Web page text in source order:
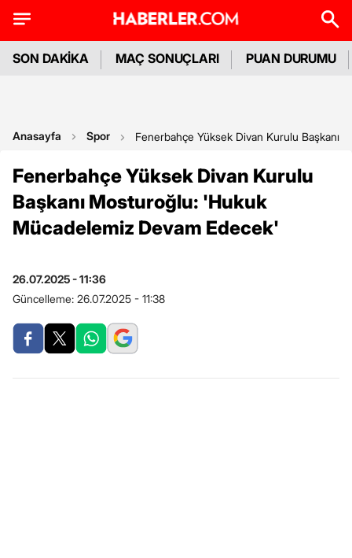
SON DAKİKA MAÇ SONUÇLARI PUAN DURUMU
Anasayfa Spor Fenerbahçe Yüksek Divan Kurulu Başkanı
Fenerbahçe Yüksek Divan Kurulu
Başkanı Mosturoğlu: 'Hukuk
Mücadelemiz Devam Edecek'
26.07.2025 - 11:36
Güncelleme: 26.07.2025 - 11:38